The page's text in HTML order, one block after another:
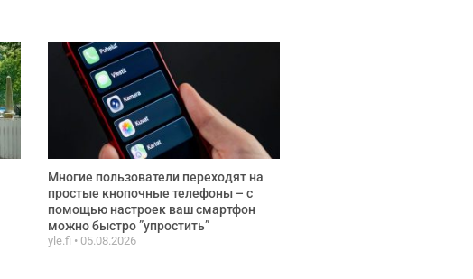
Многие пользователи переходят на
простые кнопочные телефоны – с
помощью настроек ваш смартфон
можно быстро ”упростить”
yle.fi 05.08.2026